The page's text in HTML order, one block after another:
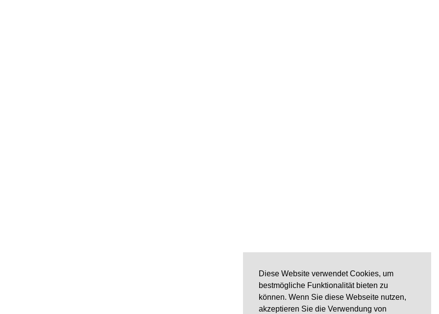
Diese Website verwendet Cookies, um
bestmögliche Funktionalität bieten zu
können. Wenn Sie diese Webseite nutzen,
akzeptieren Sie die Verwendung von